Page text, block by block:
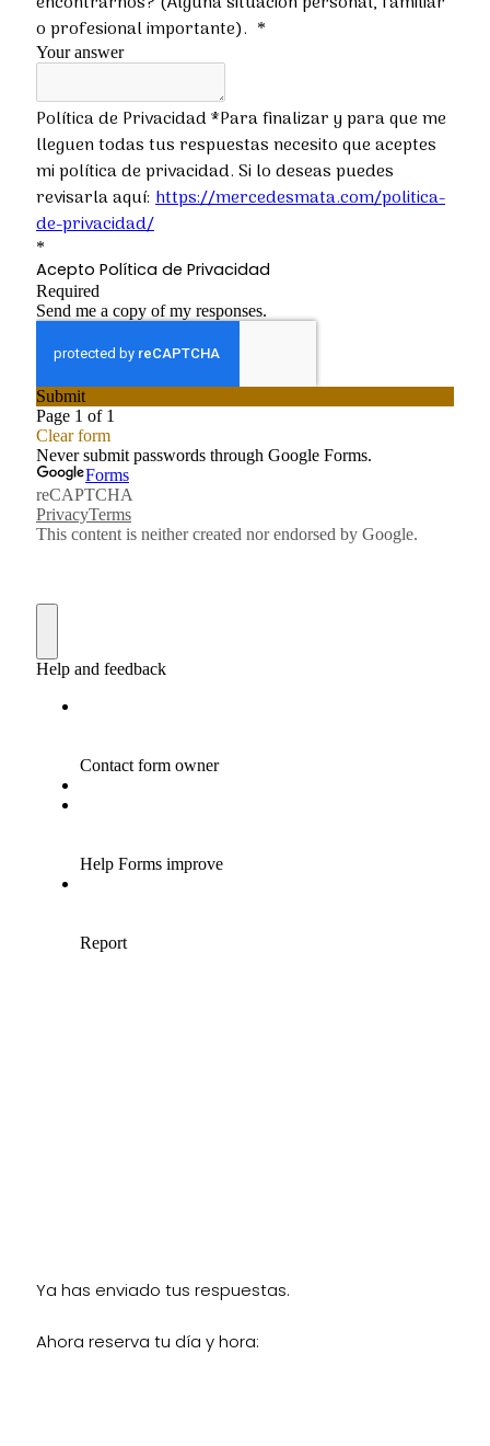
Ya has enviado tus respuestas.
Ahora reserva tu día y hora: